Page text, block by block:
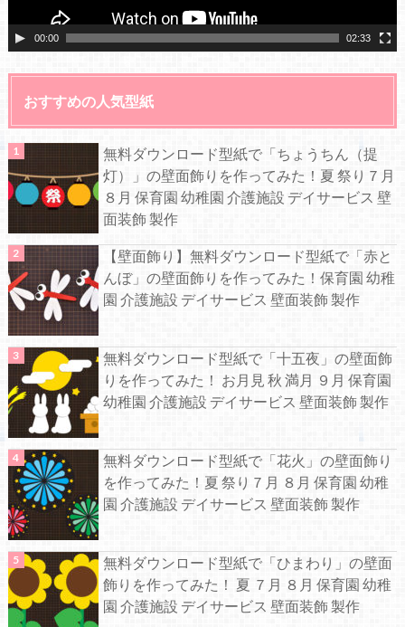
00:00 02:33
おすすめの人気型紙
無料ダウンロード型紙で「ちょうちん（提
灯）」の壁面飾りを作ってみた！夏 祭り７月
８月 保育園 幼稚園 介護施設 デイサービス 壁
面装飾 製作
【壁面飾り】無料ダウンロード型紙で「赤と
んぼ」の壁面飾りを作ってみた！保育園 幼稚
園 介護施設 デイサービス 壁面装飾 製作
無料ダウンロード型紙で「十五夜」の壁面飾
りを作ってみた！ お月見 秋 満月 ９月 保育園
幼稚園 介護施設 デイサービス 壁面装飾 製作
無料ダウンロード型紙で「花火」の壁面飾り
を作ってみた！夏 祭り７月 ８月 保育園 幼稚
園 介護施設 デイサービス 壁面装飾 製作
無料ダウンロード型紙で「ひまわり」の壁面
飾りを作ってみた！ 夏 ７月 ８月 保育園 幼稚
園 介護施設 デイサービス 壁面装飾 製作